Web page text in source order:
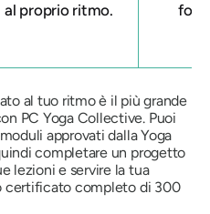
al proprio ritmo.
al tuo ritmo è il più grande
PC Yoga Collective. Puoi
approvati dalla Yoga
completare un progetto
lezioni e servire la tua
certificato completo di 300